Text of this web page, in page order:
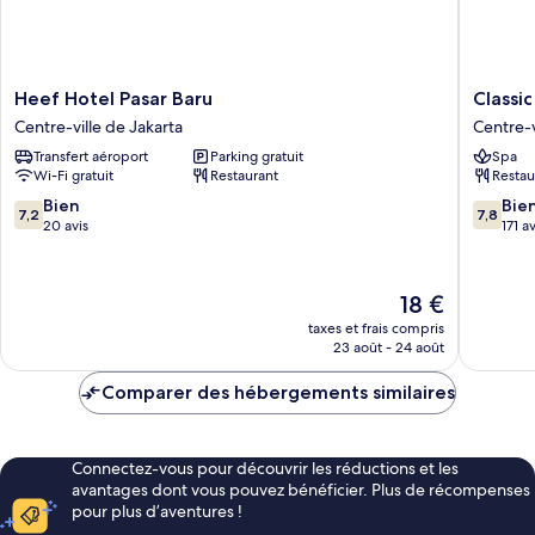
Heef
Hotel
Pasar
Baru
Centre-
ville
de
Heef Hotel Pasar Baru
Centre-ville de Jakarta
Transfert aéroport
Parking gratuit
Wi-Fi gratuit
Restaurant
7.2
sur
7,2 Bien
20 avis
Le
nouveau
prix
de
18 €
taxes et frais compris
23 août - 24 août
Classic
Hotel
Centre-
ville
de
Jakarta
Centre-
Spa
7.8
sur
7,8
171
Comparer des hébergements similaires
Connectez-vous pour découvrir les réductions et les
avantages dont vous pouvez bénéficier. Plus de récompenses
pour plus d’aventures !